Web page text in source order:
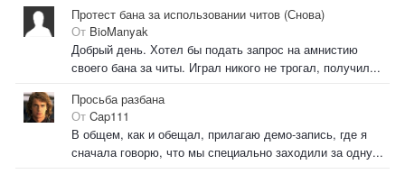
Протест бана за использовании читов (Снова)
От BioManyak
Добрый день. Хотел бы подать запрос на амнистию
своего бана за читы. Играл никого не трогал, получил...
Просьба разбана
От Cap111
В общем, как и обещал, прилагаю демо-запись, где я
сначала говорю, что мы специально заходили за одну...